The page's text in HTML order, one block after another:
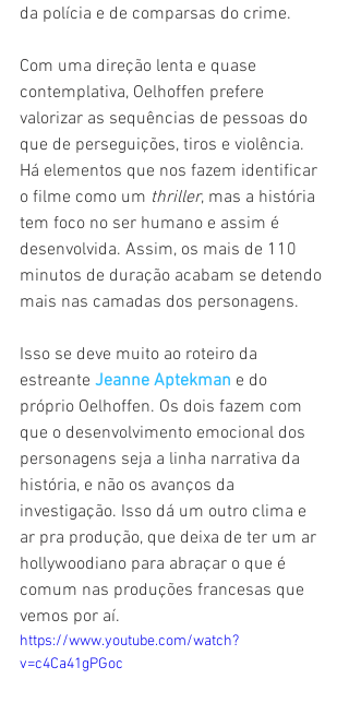
da polícia e de comparsas do crime.
Com uma direção lenta e quase
contemplativa, Oelhoffen prefere
valorizar as sequências de pessoas do
que de perseguições, tiros e violência.
Há elementos que nos fazem identificar
o filme como um thriller, mas a história
tem foco no ser humano e assim é
desenvolvida. Assim, os mais de 110
minutos de duração acabam se detendo
mais nas camadas dos personagens.
Isso se deve muito ao roteiro da
estreante Jeanne Aptekman e do
próprio Oelhoffen. Os dois fazem com
que o desenvolvimento emocional dos
personagens seja a linha narrativa da
história, e não os avanços da
investigação. Isso dá um outro clima e
ar pra produção, que deixa de ter um ar
hollywoodiano para abraçar o que é
comum nas produções francesas que
vemos por aí.
https://www.youtube.com/watch?
v=c4Ca41gPGoc